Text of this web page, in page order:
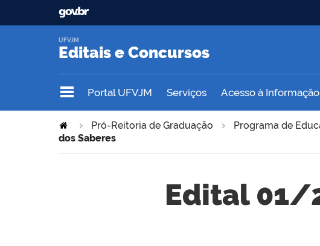
Editais e Concursos
UFVJM
Portal UFVJM Serviços Acesso à Informação
Pró-Reitoria de Graduação Programa de
dos Saberes
Edital 01/